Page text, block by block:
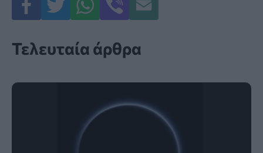
Τελευταία άρθρα